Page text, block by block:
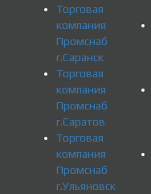
Торговая
компания
Промснаб
г.Саранск
Торговая
компания
Промснаб
г.Саратов
Торговая
компания
Промснаб
г.Ульяновск